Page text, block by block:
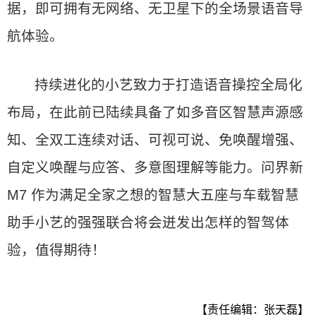
据，即可拥有无网络、无卫星下的全场景语音导
航体验。
持续进化的小艺致力于打造语音操控全局化
布局，在此前已陆续具备了如多音区智慧声源感
知、全双工连续对话、可视可说、免唤醒增强、
自定义唤醒与应答、多意图理解等能力。问界新
M7 作为满足全家之想的智慧大五座与车载智慧
助手小艺的强强联合将会迸发出怎样的智驾体
验，值得期待！
【责任编辑：张天磊】